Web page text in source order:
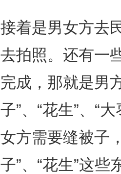
接着是男女方去
去拍照。还有一
完成，那就是男
子”、“花生”、“
女方需要缝被子
子”、“花生”这些